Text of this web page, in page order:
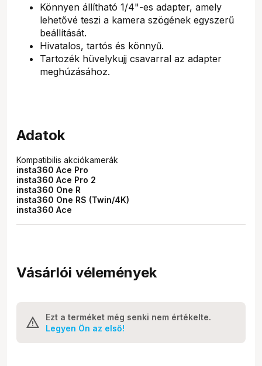
Könnyen állítható 1/4"-es adapter, amely
lehetővé teszi a kamera szögének egyszerű
beállítását.
Hivatalos, tartós és könnyű.
Tartozék hüvelykujj csavarral az adapter
meghúzásához.
Adatok
Kompatibilis akciókamerák
insta360 Ace Pro
insta360 Ace Pro 2
insta360 One R
insta360 One RS (Twin/4K)
insta360 Ace
Vásárlói vélemények
Ezt a terméket még senki nem értékelte.
Legyen Ön az első!